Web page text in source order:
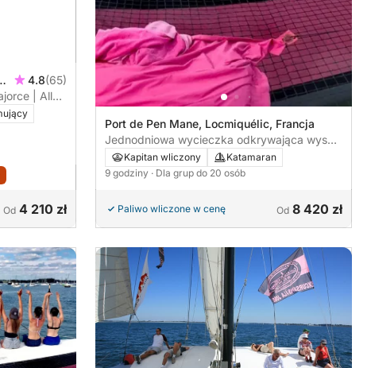
4.8(65)
| All
Od 4 210 zł
Port de Pen Mane, Locmiquélic, Francja
Jednodniowa wycieczka odkrywająca wyspę
GroixKapitan wliczony
Katamaran
9 godziny · Dla grup do 20 osób
Paliwo wliczone w cenę Od 8 420 zł